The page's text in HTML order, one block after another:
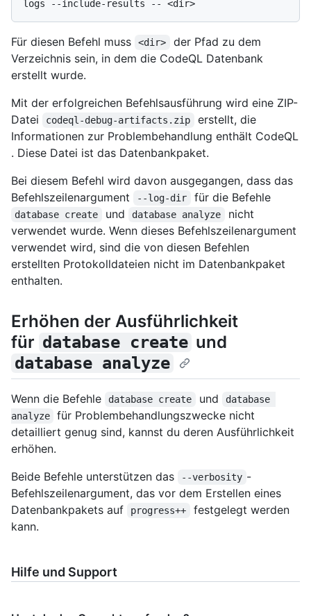
Für diesen Befehl muss <dir>
der Pfad zu dem
Verzeichnis sein, in dem die CodeQL Datenbank
erstellt wurde.
Mit der erfolgreichen Befehlsausführung wird eine ZIP-
Datei
codeql-debug-artifacts.zip
erstellt, die
Informationen zur Problembehandlung enthält CodeQL
. Diese Datei ist das Datenbankpaket.
Bei diesem Befehl wird davon ausgegangen, dass das
Befehlszeilenargument
--log-dir für die Befehle
database create und database analyze
nicht
verwendet wurde. Wenn dieses Befehlszeilenargument
verwendet wird, sind die von diesen Befehlen
erstellten Protokolldateien nicht im Datenbankpaket
enthalten.
Erhöhen der Ausführlichkeit
für database create und
database analyze
Wenn die Befehle database create und
database
analyze
für Problembehandlungszwecke nicht
detailliert genug sind, kannst du deren Ausführlichkeit
erhöhen.
Beide Befehle unterstützen das
--verbosity -
Befehlszeilenargument, das vor dem Erstellen eines
Datenbankpakets auf
progress++
festgelegt werden
kann.
Hilfe und Support